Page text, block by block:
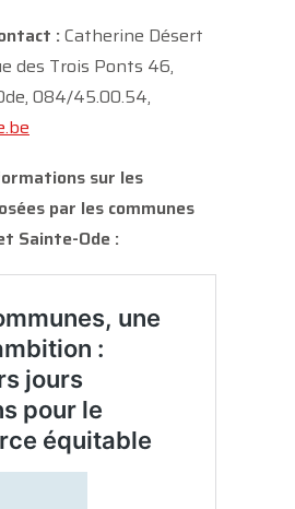
:Catherine Désert
des Trois Ponts 46,
084/45.00.54,
sur les
par les communes
Sainte-Ode :